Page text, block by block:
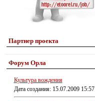
Партнер проекта
Форум Орла
Культура вождения
Дата создания: 15.07.2009 15:57